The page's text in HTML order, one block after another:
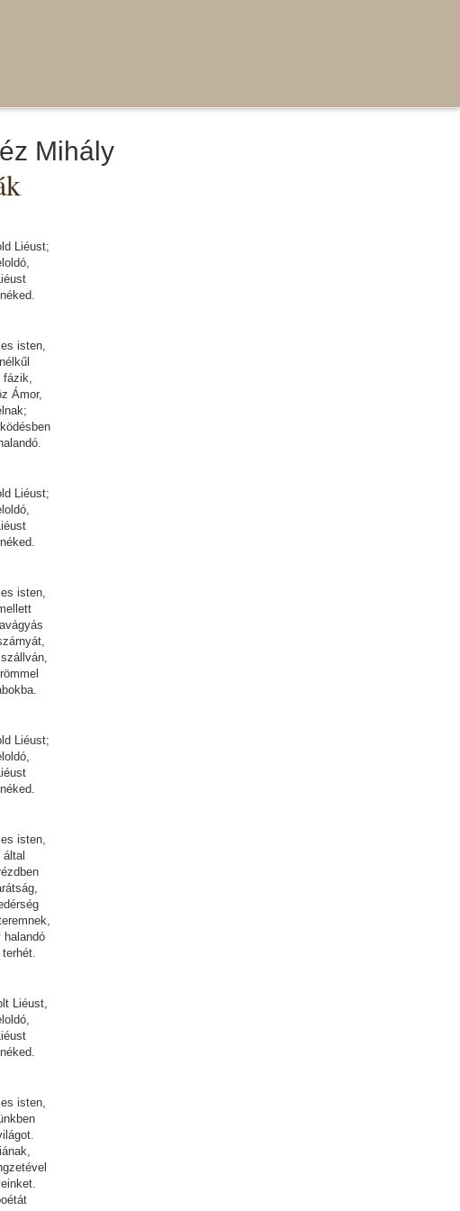
Mihály
Liéust;
isten,
fázik,
Ámor,
Liéust;
isten,
Liéust;
isten,
halandó
Liéust,
isten,